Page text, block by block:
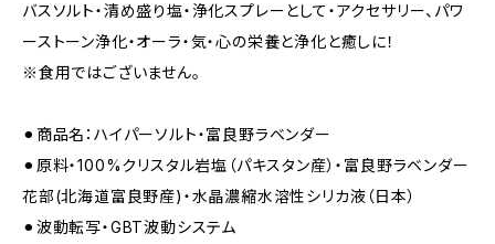
バスソルト・清め盛り塩・浄化スプレーとして・アクセサリー、パワ
ーストーン浄化・オーラ・気・心の栄養と浄化と癒しに！
※食用ではございません。
⚫︎商品名：ハイパーソルト・富良野ラベンダー
⚫︎原料・100%クリスタル岩塩（パキスタン産）・富良野ラベンダー
花部(北海道富良野産)・水晶濃縮水溶性シリカ液（日本）
⚫︎波動転写・GBT波動システム